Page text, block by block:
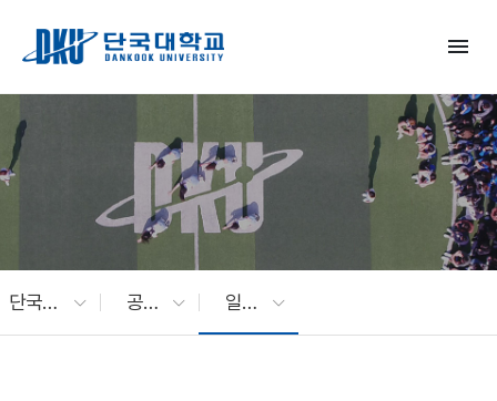
menu
단국대 소식 공지사항 일반공지